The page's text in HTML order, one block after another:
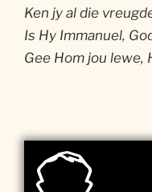
Ken jy al die
Is Hy Immanuel,
Gee Hom jou lewe,